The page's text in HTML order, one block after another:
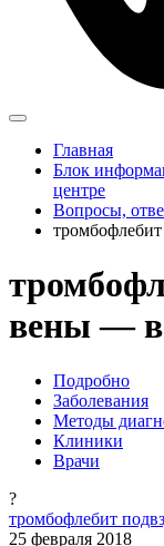
Главная
Блок
центре
Вопросы,
вены —
Подробно
Заболевания
Методы
Клиники
Врачи
?
тромбофлебит
25 февраля 2018